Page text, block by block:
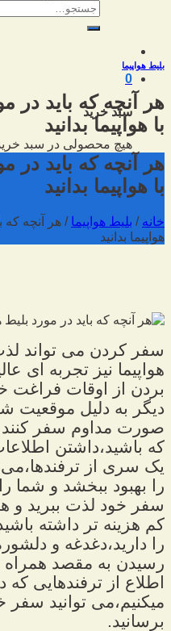
0
سبد خرید
هیچ محصولی در سبد
بلیط هواپیما
هر آنچه که باید در
با هواپیما بدانید
هر آنچه که باید در
با هواپیما بدانید
خانه / بلیط هواپیما / هر آنچه که
هواپیما بدانید
سفر کردن می تواند
هواپیما نیز تجربه ای
بردن از اوقات
دیگر به دلیل موقعیت
صورت مداوم سفر
که باشید،داشتن
یک سری از
را بهبود ببخشد و شما را
سفر خود لذت ببرید و
کم هزینه تر داشته
را دارید،دغدغه و
رسیدن به مقصد همراه
اطلاع از ترفندهایی
میکنیم،می توانید سفر
برسانید.